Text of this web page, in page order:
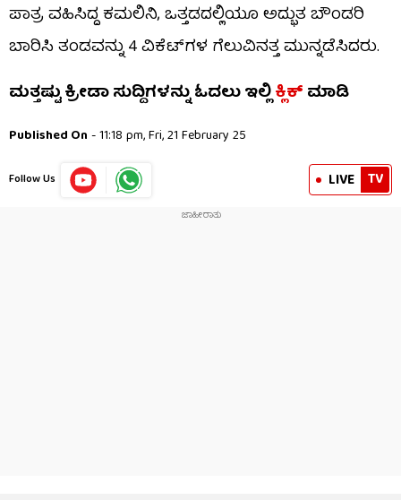
ಪಾತ್ರ ವಹಿಸಿದ್ದ ಕಮಲಿನಿ, ಒತ್ತಡದಲ್ಲಿಯೂ ಅದ್ಭುತ ಬೌಂಡರಿ
ಬಾರಿಸಿ ತಂಡವನ್ನು 4 ವಿಕೆಟ್‌ಗಳ ಗೆಲುವಿನತ್ತ ಮುನ್ನಡೆಸಿದರು.
ಮತ್ತಷ್ಟು ಕ್ರೀಡಾ ಸುದ್ದಿಗಳನ್ನು ಓದಲು ಇಲ್ಲಿಕ್ಲಿಕ್ಮಾಡಿ
Published On - 11:18 pm, Fri, 21 February 25
Follow Us LIVE TV